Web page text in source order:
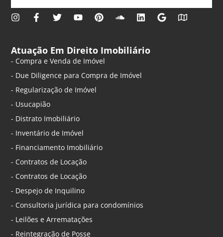
Atuação Em Direito Imobiliário
- Compra e Venda de Imóvel
- Due Diligence para Compra de Imóvel
- Regularização de Imóvel
- Usucapião
- Distrato Imobiliário
- Inventário de Imóvel
- Financiamento Imobiliário
- Contratos de Locação
- Contratos de Locação
- Despejo de Inquilino
- Consultoria jurídica para condomínios
- Leilões e Arrematações
- Reintegração de Posse